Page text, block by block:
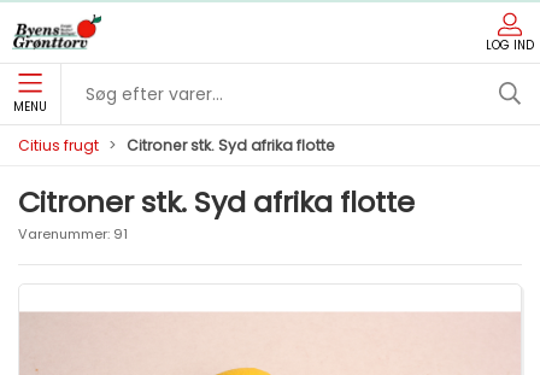
LOG IND
MENU
Citius frugt Citroner stk. Syd afrika flotte
Citroner stk. Syd afrika flotte
Varenummer: 91